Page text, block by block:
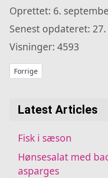
Oprettet: 6.
Senest opdateret:
Visninger: 4593
Forrige artikel: Legering
Forrige
Latest Articles
Fisk i sæson
Hønsesalat med
asparges